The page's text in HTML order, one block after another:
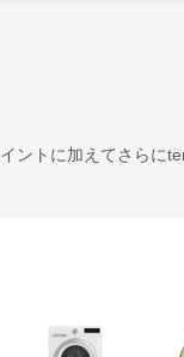
ントに加えてさらに